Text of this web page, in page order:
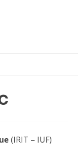
(IRIT – IUF)